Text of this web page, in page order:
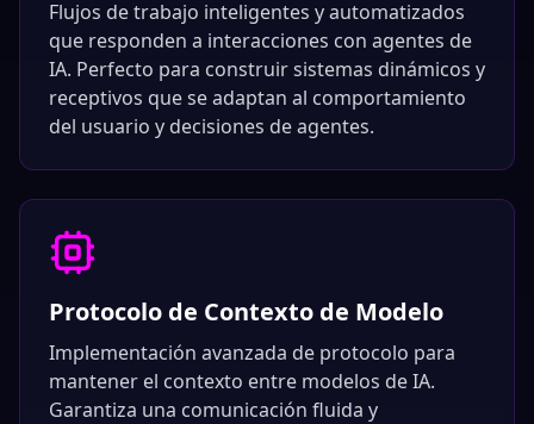
Flujos de trabajo inteligentes y automatizados
que responden a interacciones con agentes de
IA. Perfecto para construir sistemas dinámicos y
receptivos que se adaptan al comportamiento
del usuario y decisiones de agentes.
Protocolo de Contexto de Modelo
Implementación avanzada de protocolo para
mantener el contexto entre modelos de IA.
Garantiza una comunicación fluida y